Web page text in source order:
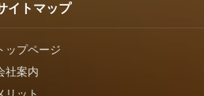
イトマップ
ップページ
社案内
リット